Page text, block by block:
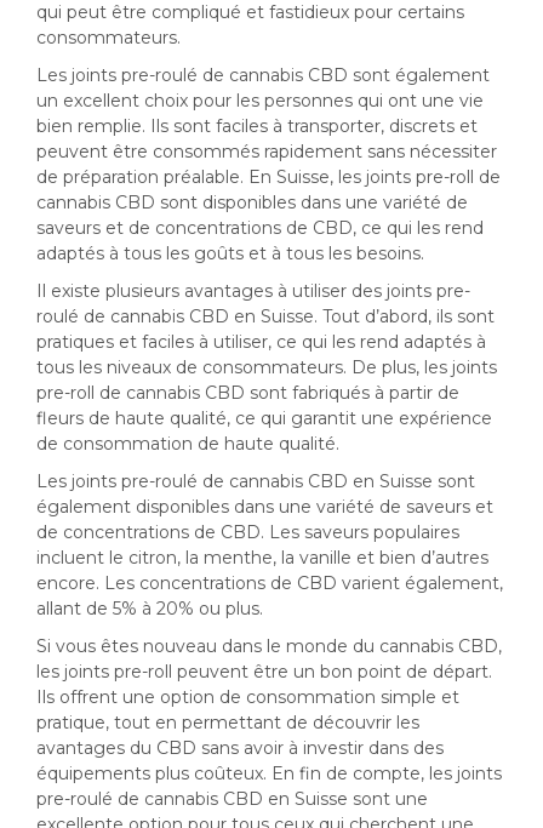
qui peut être compliqué et fastidieux pour certains
consommateurs.
Les joints pre-roulé de cannabis CBD sont également
un excellent choix pour les personnes qui ont une vie
bien remplie. Ils sont faciles à transporter, discrets et
peuvent être consommés rapidement sans nécessiter
de préparation préalable. En Suisse, les joints pre-roll de
cannabis CBD sont disponibles dans une variété de
saveurs et de concentrations de CBD, ce qui les rend
adaptés à tous les goûts et à tous les besoins.
Il existe plusieurs avantages à utiliser des joints pre-
roulé de cannabis CBD en Suisse. Tout d’abord, ils sont
pratiques et faciles à utiliser, ce qui les rend adaptés à
tous les niveaux de consommateurs. De plus, les joints
pre-roll de cannabis CBD sont fabriqués à partir de
fleurs de haute qualité, ce qui garantit une expérience
de consommation de haute qualité.
Les joints pre-roulé de cannabis CBD en Suisse sont
également disponibles dans une variété de saveurs et
de concentrations de CBD. Les saveurs populaires
incluent le citron, la menthe, la vanille et bien d’autres
encore. Les concentrations de CBD varient également,
allant de 5% à 20% ou plus.
Si vous êtes nouveau dans le monde du cannabis CBD,
les joints pre-roll peuvent être un bon point de départ.
Ils offrent une option de consommation simple et
pratique, tout en permettant de découvrir les
avantages du CBD sans avoir à investir dans des
équipements plus coûteux. En fin de compte, les joints
pre-roulé de cannabis CBD en Suisse sont une